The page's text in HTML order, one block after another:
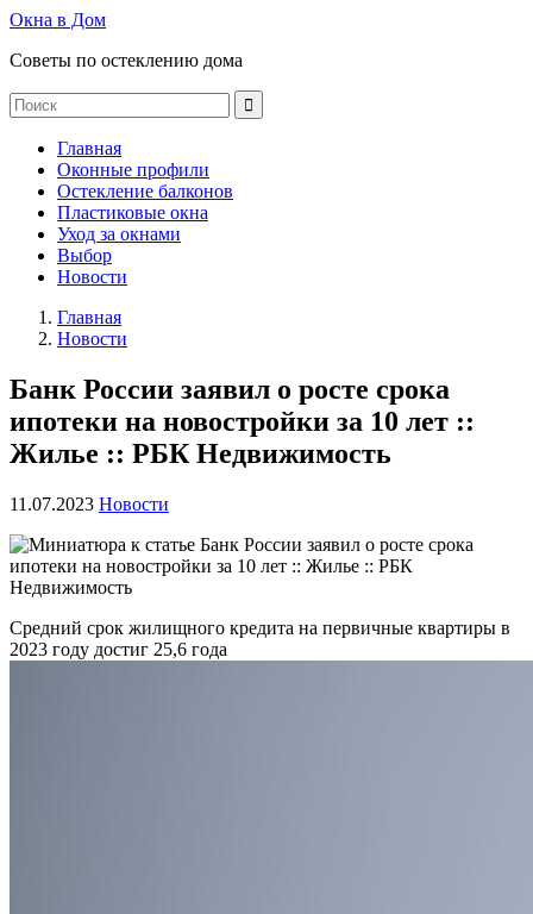
Окна в Дом
Советы по остеклению дома
Главная
Оконные профили
Остекление балконов
Пластиковые окна
Уход за окнами
Выбор
Новости
Главная
Новости
Банк России заявил о росте срока
ипотеки на новостройки за 10 лет ::
Жилье :: РБК Недвижимость
11.07.2023 Новости
Средний срок жилищного кредита на первичные квартиры в
2023 году достиг 25,6 года